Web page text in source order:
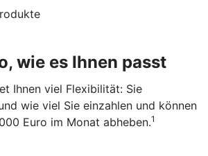
wie es Ihnen passt
Ihnen viel Flexibilität: Sie
wie viel Sie einzahlen und können
Euro im Monat abheben.1